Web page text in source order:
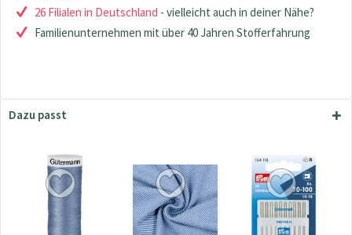
26 Filialen in Deutschland - vielleicht auch in deiner Nähe?
Familienunternehmen mit über 40 Jahren Stofferfahrung
Dazu passt